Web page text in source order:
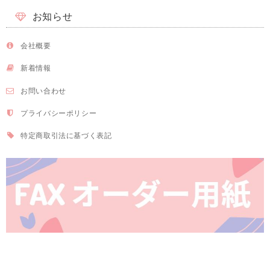
お知らせ
会社概要
新着情報
お問い合わせ
プライバシーポリシー
特定商取引法に基づく表記